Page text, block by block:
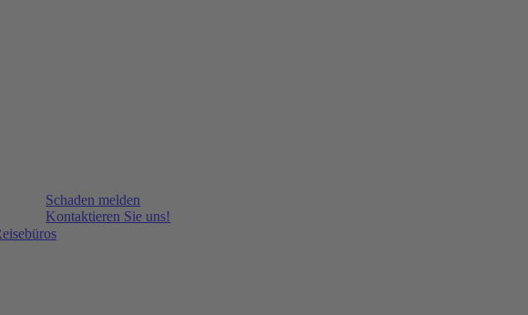
Schaden melden
Kontaktieren Sie uns!